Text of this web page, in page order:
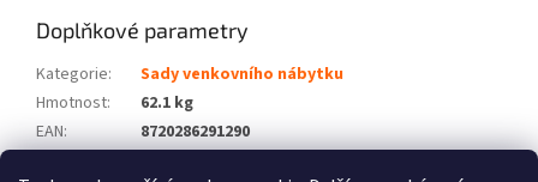
Doplňkové parametry
Kategorie:
Sady venkovního nábytku
Hmotnost:
62.1 kg
EAN:
8720286291290